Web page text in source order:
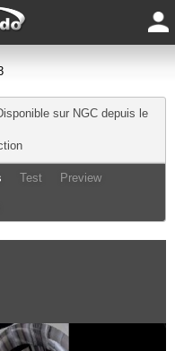
sur NGC depuis le
Test Preview